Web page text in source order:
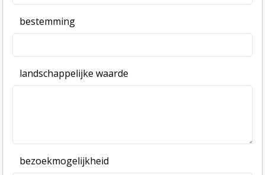
bestemming
landschappelijke waarde
bezoekmogelijkheid